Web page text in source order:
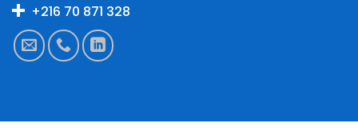
+216 70 871 328